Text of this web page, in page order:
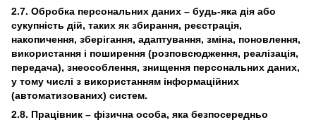
2.7. Обробка персональних даних – будь-яка дія або
сукупність дій, таких як збирання, реєстрація,
накопичення, зберігання, адаптування, зміна, поновлення,
використання і поширення (розповсюдження, реалізація,
передача), знеособлення, знищення персональних даних,
у тому числі з використанням інформаційних
(автоматизованих) систем.
2.8. Працівник – фізична особа, яка безпосередньо